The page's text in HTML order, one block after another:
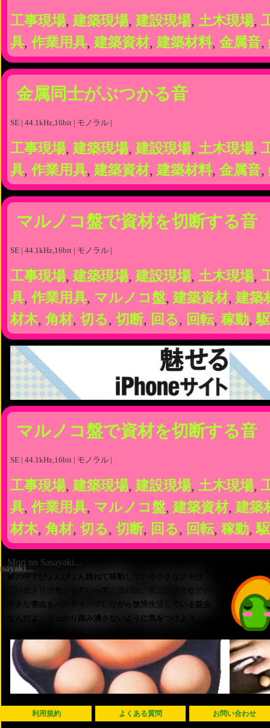
工事現場, 建築現場, 建設現場, 土木現場,
具, 作業用具, 建築資材, 建築材料, 金属音,
金属同士がぶつかる音
SE | 44.1kHz,16bit | モノラル |
工事現場, 建築現場, 建設現場, 土木現場,
具, 作業用具, 建築資材, 建築材料, 金属音,
マルノコ盤で資材を切断する音
SE | 44.1kHz,16bit | モノラル |
工事現場, 建築現場, 建設現場, 土木現場,
具, 作業用具, マルノコ盤, 建築資材, 建築
材木, 角材, 切る, 切断, 回る, 回転, 稼動,
マルノコ盤で資材を切断する音
SE | 44.1kHz,16bit | モノラル |
工事現場, 建築現場, 建設現場, 土木現場,
具, 作業用具, マルノコ盤, 建築資材, 建築
材木, 角材, 切る, 切断, 回る, 回転, 稼動,
Mori no Sasayaki...
家の中でぴょんぴょん跳ねて移動している小さなクモは
「ハエトリグモ」っていって、コバエ、ダニ、ノミなどの
小さな害虫をハンティングしながら放浪生活している益虫
なんだよ。うっかり踏み潰さないように気をつけよう
利用規約 よくある質問 お問い合わせ